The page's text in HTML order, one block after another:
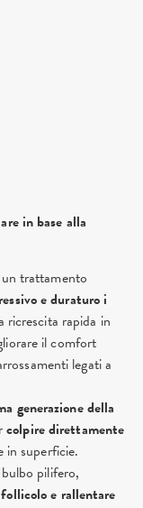
in base alla
trattamento
e duraturo i
ricrescita rapida in
il comfort
legati a
generazione della
colpire direttamente
in superficie.
bulbo pilifero,
e rallentare